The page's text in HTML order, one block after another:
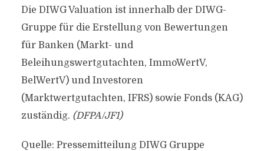
Die DIWG Valuation ist innerhalb der DIWG-
Gruppe für die Erstellung von Bewertungen
für Banken (Markt- und
Beleihungswertgutachten, ImmoWertV,
BelWertV) und Investoren
(Marktwertgutachten, IFRS) sowie Fonds (KAG)
zuständig. (DFPA/JF1)
Quelle: Pressemitteilung DIWG Gruppe